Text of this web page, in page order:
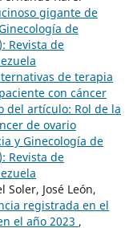
gigante de
de
Revista de
de terapia
con cáncer
del artículo: Rol de la
de ovario
y Ginecología de
Revista de
Soler, José León,
registrada en el
el año 2023 ,